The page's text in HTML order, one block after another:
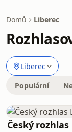
Domů Liberec
Liberec
Populární
Český